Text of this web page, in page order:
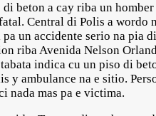
beton a cay riba un homber
Central di Polis a wordo
un accidente serio na pia
riba Avenida Nelson
indica cu un piso di
y ambulance na e sitio.
nada mas pa e victima.